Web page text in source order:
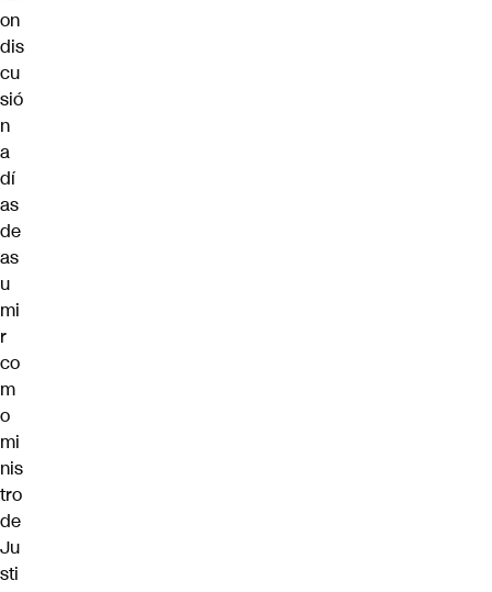
on
dis
cu
sió
n
a
dí
as
de
as
u
mi
r
co
m
o
mi
nis
tro
de
Ju
sti